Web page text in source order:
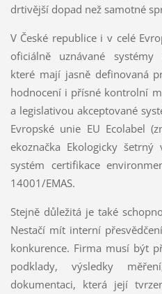
drtivější dopad než samotné
V České republice i v celé
oficiálně uznávané systémy
které mají jasně definovaná
hodnocení i přísné kontrolní
a legislativou akceptované
Evropské unie EU Ecolabel
ekoznačka Ekologicky
systém certifikace
14001/EMAS.
Stejně důležitá je také
Nestačí mít interní
konkurence. Firma musí být
podklady, výsledky
dokumentaci, která její